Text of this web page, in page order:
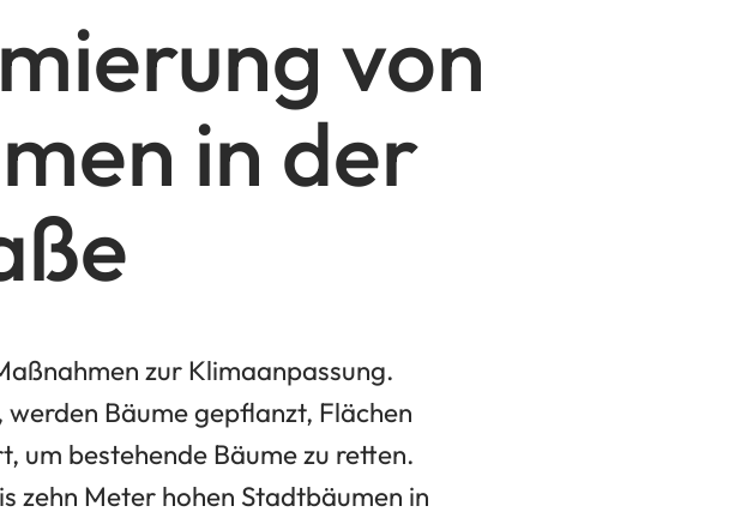
von
in der
zur Klimaanpassung.
Bäume gepflanzt, Flächen
um bestehende Bäume zu retten.
zehn Meter hohen Stadtbäumen in